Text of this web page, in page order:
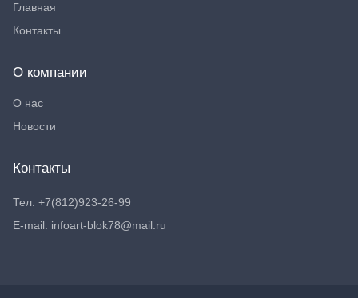
Главная
Контакты
О компании
О нас
Новости
Контакты
Тел: +7(812)923-26-99
E-mail: infoart-blok78@mail.ru